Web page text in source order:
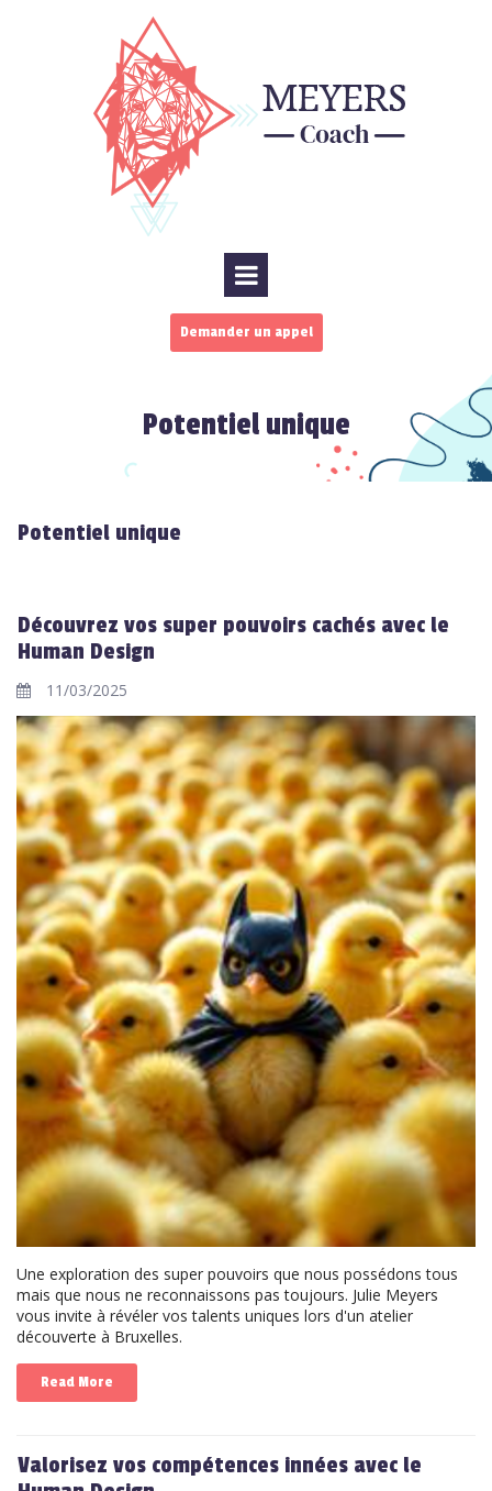
Demander un appel
Potentiel unique
Potentiel unique
Découvrez vos super pouvoirs cachés avec le
Human Design
11/03/2025
Une exploration des super pouvoirs que nous possédons tous
mais que nous ne reconnaissons pas toujours. Julie Meyers
vous invite à révéler vos talents uniques lors d'un atelier
découverte à Bruxelles.
Read More
Valorisez vos compétences innées avec le